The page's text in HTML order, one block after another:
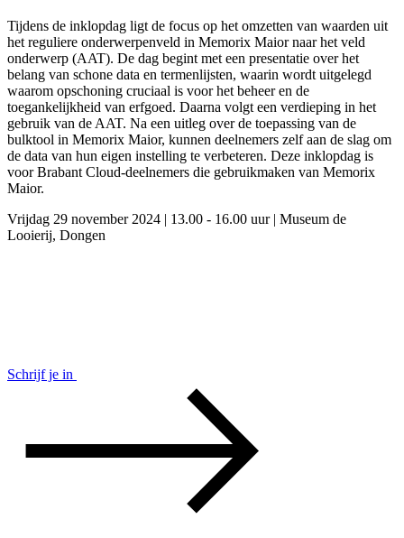
Tijdens de inklopdag ligt de focus op het omzetten van waarden uit
het reguliere onderwerpenveld in Memorix Maior naar het veld
onderwerp (AAT). De dag begint met een presentatie over het
belang van schone data en termenlijsten, waarin wordt uitgelegd
waarom opschoning cruciaal is voor het beheer en de
toegankelijkheid van erfgoed. Daarna volgt een verdieping in het
gebruik van de AAT. Na een uitleg over de toepassing van de
bulktool in Memorix Maior, kunnen deelnemers zelf aan de slag om
de data van hun eigen instelling te verbeteren. Deze inklopdag is
voor Brabant Cloud-deelnemers die gebruikmaken van Memorix
Maior.
Vrijdag 29 november 2024 | 13.00 - 16.00 uur | Museum de
Looierij, Dongen
Schrijf je in